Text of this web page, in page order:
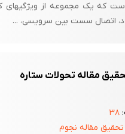
نسبیتی
با اندازه‌ای متوسط می‌چرخید.
و موقعیتی ثابت در جهانی
بودند که توسط تلسکوپ
که یک مجموعه از ویژگیهای
اتصال سست بین سرویسی، ...
مقاله تحولات ستاره
۳۸
تحقیق مقاله نجوم